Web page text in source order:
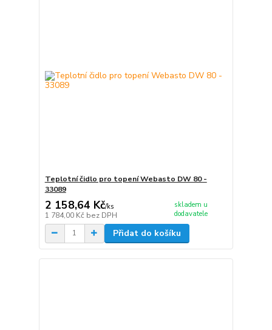
Teplotní čidlo pro topení Webasto DW 80 -
33089
2 158,64 Kč/ks
1 784,00 Kč bez DPH
skladem u
dodavatele
Přidat do košíku